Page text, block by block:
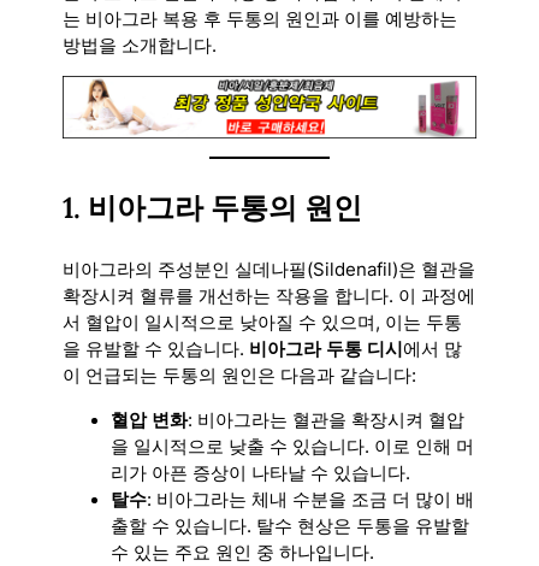
는 비아그라 복용 후 두통의 원인과 이를 예방하는
방법을 소개합니다.
1. 비아그라 두통의 원인
비아그라의 주성분인 실데나필(Sildenafil)은 혈관을
확장시켜 혈류를 개선하는 작용을 합니다. 이 과정에
서 혈압이 일시적으로 낮아질 수 있으며, 이는 두통
을 유발할 수 있습니다. 비아그라 두통 디시 에서 많
이 언급되는 두통의 원인은 다음과 같습니다:
혈압 변화: 비아그라는 혈관을 확장시켜 혈압
을 일시적으로 낮출 수 있습니다. 이로 인해 머
리가 아픈 증상이 나타날 수 있습니다.
탈수: 비아그라는 체내 수분을 조금 더 많이 배
출할 수 있습니다. 탈수 현상은 두통을 유발할
수 있는 주요 원인 중 하나입니다.